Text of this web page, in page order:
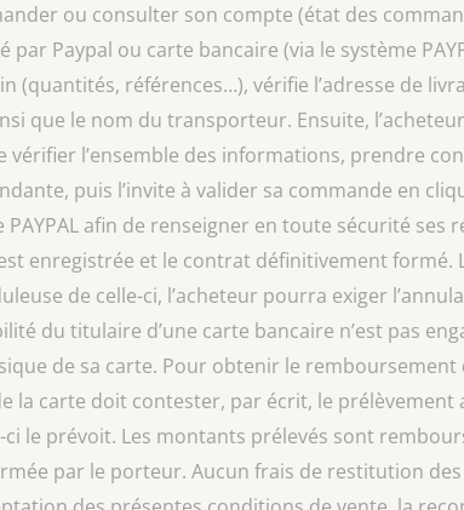
ou consulter son compte (état des
Paypal ou carte bancaire (via le système
(quantités, références…), vérifie l’adresse de
que le nom du transporteur. Ensuite,
vérifier l’ensemble des informations, prendre
puis l’invite à valider sa commande en
afin de renseigner en toute sécurité ses
enregistrée et le contrat définitivement formé.
de celle-ci, l’acheteur pourra exiger
du titulaire d’une carte bancaire n’est pas
de sa carte. Pour obtenir le
carte doit contester, par écrit, le prélèvement
le prévoit. Les montants prélevés sont
par le porteur. Aucun frais de restitution